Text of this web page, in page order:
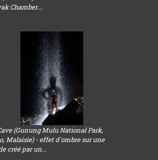
Chamber....
(Gunung Mulu National Park,
Malaisie) - effet d'ombre sur une
créé par un...